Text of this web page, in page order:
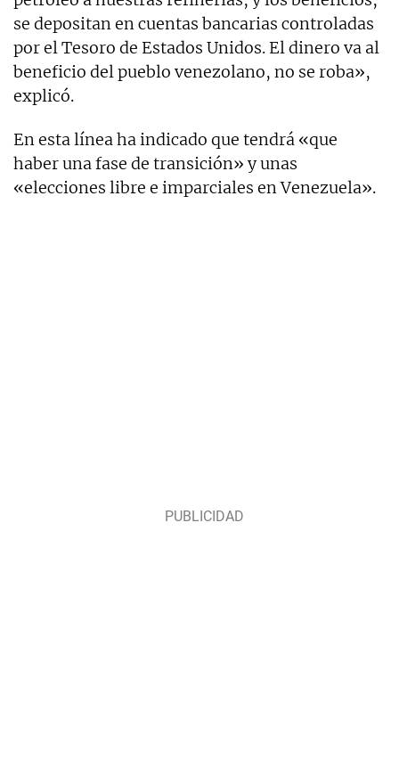
se depositan en cuentas bancarias controladas
por el Tesoro de Estados Unidos. El dinero va al
beneficio del pueblo venezolano, no se roba»,
explicó.
En esta línea ha indicado que tendrá «que
haber una fase de transición» y unas
«elecciones libre e imparciales en Venezuela».